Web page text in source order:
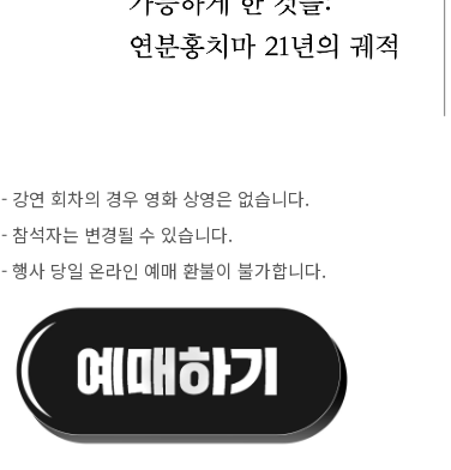
- 강연 회차의 경우 영화 상영은 없습니다.
- 참석자는 변경될 수 있습니다.
- 행사 당일 온라인 예매 환불이 불가합니다.